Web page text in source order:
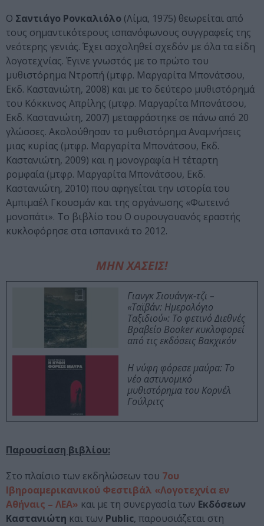
Ο Σαντιάγο Ρονκαλιόλο (Λίμα, 1975) θεωρείται από
τους σημαντικότερους ισπανόφωνους συγγραφείς της
νεότερης γενιάς. Έχει ασχοληθεί σχεδόν με όλα τα είδη
λογοτεχνίας. Έγινε γνωστός με το πρώτο του
μυθιστόρημα Ντροπή (μτφρ. Μαργαρίτα Μπονάτσου,
Εκδ. Καστανιώτη, 2008) και με το δεύτερο μυθιστόρημά
του Κόκκινος Απρίλης (μτφρ. Μαργαρίτα Μπονάτσου,
Εκδ. Καστανιώτη, 2007) μεταφράστηκε σε πάνω από 20
γλώσσες. Ακολούθησαν το μυθιστόρημα Αναμνήσεις
μιας κυρίας (μτφρ. Μαργαρίτα Μπονάτσου, Εκδ.
Καστανιώτη, 2009) και η μονογραφία Η τέταρτη
ρομφαία (μτφρ. Μαργαρίτα Μπονάτσου, Εκδ.
Καστανιώτη, 2010) που αφηγείται την ιστορία του
Αμπιμαέλ Γκουσμάν και της οργάνωσης «Φωτεινό
μονοπάτι». Το βιβλίο του Ο ουρουγουανός εραστής
κυκλοφόρησε στα ισπανικά το 2012.
ΜΗΝ ΧΑΣΕΙΣ!
Γιανγκ Σιουάνγκ-τζι –
«Ταϊβάν: Ημερολόγιο
Ταξιδιού»: Το φετινό Διεθνές
Βραβείο Booker κυκλοφορεί
από τις εκδόσεις Βακχικόν
Η νύφη φόρεσε μαύρα: Το
νέο αστυνομικό
μυθιστόρημα του Κορνέλ
Γούλριτς
Παρουσίαση βιβλίου:
Στο πλαίσιο των εκδηλώσεων του 7ου
Ιβηροαμερικανικού Φεστιβάλ «Λογοτεχνία εν
Αθήναις – ΛΕΑ» και με τη συνεργασία των Εκδόσεων
Καστανιώτη και των Public, παρουσιάζεται στη